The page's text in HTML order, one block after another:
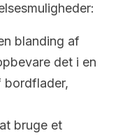
blanding af
det i en
bordflader,
bruge et